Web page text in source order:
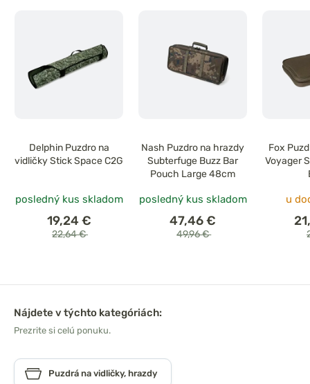
Delphin Puzdro na
vidličky Stick Space C2G
posledný kus skladom
19,24 €
22,64 €
Nash Puzdro na hrazdy
Subterfuge Buzz Bar
Pouch Large 48cm
posledný kus skladom
47,46 €
49,96 €
Fox
Voyager
u
Nájdete v týchto kategóriách:
Prezrite si celú ponuku.
Puzdrá na vidličky, hrazdy